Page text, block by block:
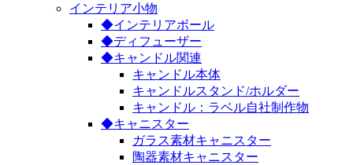
インテリア小物
◆インテリアボール
◆ディフューザー
◆キャンドル関連
キャンドル本体
キャンドルスタンド/ホルダー
キャンドル：ラベル自社制作物
◆キャニスター
ガラス素材キャニスター
陶器素材キャニスター